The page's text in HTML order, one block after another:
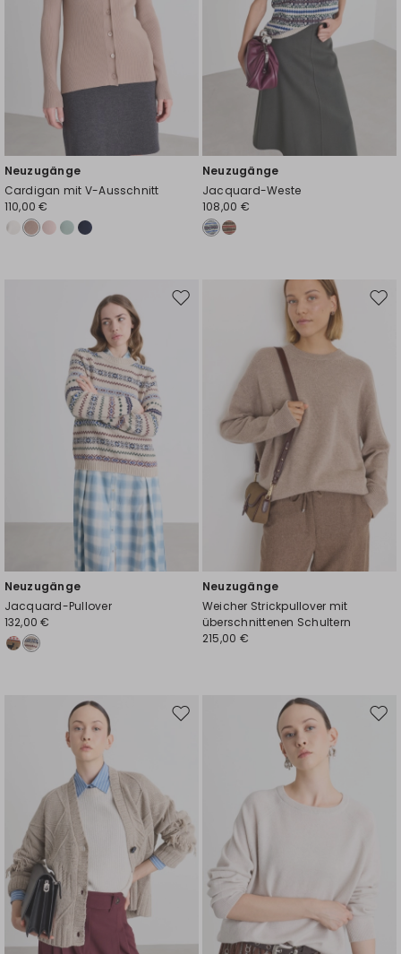
Neuzugänge
Cardigan mit V-Ausschnitt
110,00 €
Neuzugänge
Jacquard-Weste
108,00 €
Auf
Neuzugänge
Jacquard-Pullover
132,00 €
Auf
Neuzugänge
Weicher Strickpullover mit
überschnittenen Schultern
215,00 €
Auf
Auf